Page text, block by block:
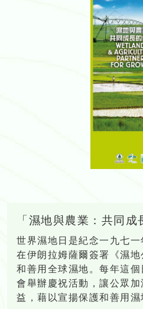
「濕地與農業：共同
世界濕地日是紀念一九七
在伊朗拉姆薩爾簽署《濕
和善用全球濕地。每年這
會舉辦慶祝活動，讓公眾
益，藉以宣揚保護和善用濕